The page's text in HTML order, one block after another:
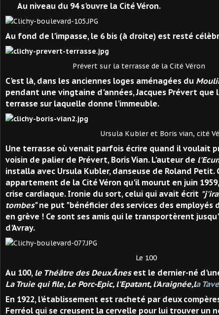
Au niveau du 94 s'ouvre la Cité Véron.
Au fond de l'impasse, le 6 bis (à droite) est resté
Prévert sur la terrasse de la Cité Véron
C'est là, dans les anciennes loges aménagées du
pendant une vingtaine d'années, Jacques Prévert que
terrasse sur laquelle donne l'immeuble.
Ursula Kubler et Boris vian, cité
Une terrasse où venait parfois écrire quand il voulait
voisin de palier de Prévert, Boris Vian. L'auteur de
installa avec Ursula Kubler, danseuse de Roland Petit.
appartement de la Cité Véron qu'il mourut en juin
crise cardiaque. Ironie du sort, celui qui avait écrit
tombes" ne put "bénéficier des services des employés
en grève ! Ce sont ses amis qui le transportèrent
d'Avray.
Le 100
Au 100, le Théâtre des Deux Ânesest le dernier-né
La Truie qui file, Le Porc-Epic, l'Epatant, l'Araignée,la
En 1922, l'établissement est racheté par deux
Ferréol qui se creusent la cervelle pour lui trouver un